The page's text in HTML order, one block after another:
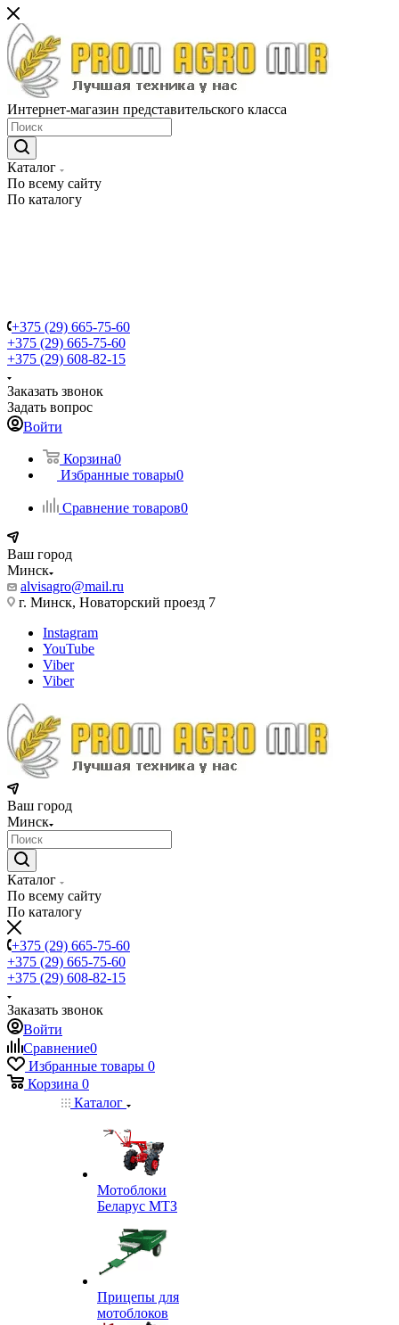
Интернет-магазин представительского класса
Каталог
По всему сайту
По каталогу
+375 (29) 665-75-60
+375 (29) 665-75-60
+375 (29) 608-82-15
Заказать звонок
Задать вопрос
Войти
Корзина0
Избранные товары0
Сравнение товаров0
Ваш город
Минск
alvisagro@mail.ru
г. Минск, Новаторский проезд 7
Instagram
YouTube
Viber
Viber
Ваш город
Минск
Каталог
По всему сайту
По каталогу
+375 (29) 665-75-60
+375 (29) 665-75-60
+375 (29) 608-82-15
Заказать звонок
Войти
Сравнение0
Избранные товары 0
Корзина 0
Каталог
Мотоблоки
Беларус МТЗ
Прицепы для
мотоблоков